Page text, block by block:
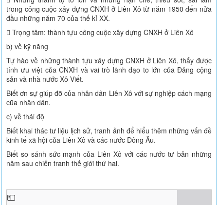
trong công cuộc xây dựng CNXH ở Liên Xô từ năm 1950 đến nửa
đầu những năm 70 của thế kỉ XX.
 Trọng tâm: thành tựu công cuộc xây dựng CNXH ở Liên Xô
b) về kỹ năng
Tự hào về những thành tựu xây dựng CNXH ở Liên Xô, thấy được
tính ưu việt của CNXH và vai trò lãnh đạo to lớn của Đảng cộng
sản và nhà nước Xô Viết.
Biết ơn sự giúp đỡ của nhân dân Liên Xô với sự nghiệp cách mạng
cũa nhân dân.
c) về thái độ
Biết khai thác tư liệu lịch sử, tranh ảnh để hiểu thêm những vấn đề
kinh tế xã hội của Liên Xô và các nước Đông Âu.
Biết so sánh sức mạnh của Liên Xô với các nước tư bản những
năm sau chiến tranh thế giới thứ hai.